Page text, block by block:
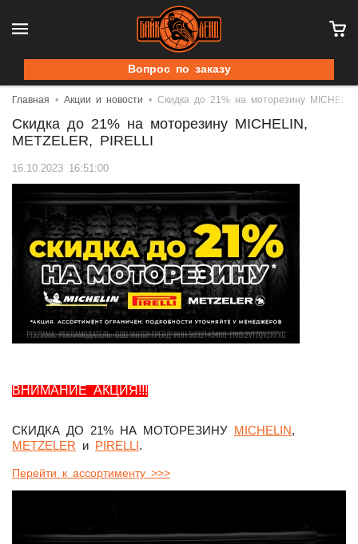
Вопрос по заказу
Главная Акции и новости Скидка до 21% на моторезину
Скидка до 21% на моторезину MICHELIN,
METZELER, PIRELLI
16.10.2023 16:51:00
ВНИМАНИЕ АКЦИЯ!!!
СКИДКА ДО 21% НА МОТОРЕЗИНУ MICHELIN ,
METZELER и PIRELLI .
Перейти к ассортименту >>>